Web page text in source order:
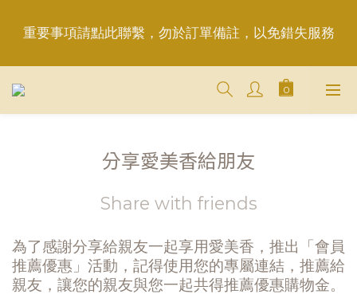
重要事項請點此聯繫，勿於訂單備註，以免錯失服務
重要事項請點此聯繫，勿於訂單備註，以免錯失服務
平日6:50前完成訂購，現貨品當日發貨｜訂單「已確
＋LINE好友折價100元✅歡迎LINE：＠aimershine
上班時間內專人回覆(WhatsAPP已停用，請LINE,
分享愛美香給朋友
Share with friends
為了感謝分享給親友一起享用愛美香，推出「會員
推薦優惠」活動，記得使用您的專屬連結，推薦給
親友，讓您的親友與您一起共得推薦優惠購物金。